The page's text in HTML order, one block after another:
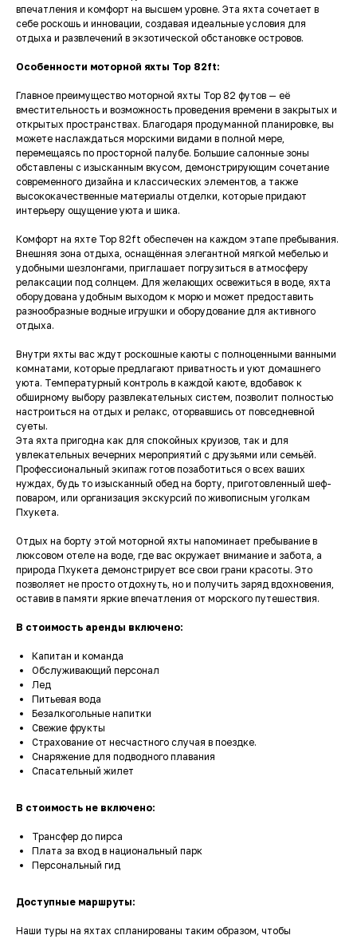
впечатления и комфорт на высшем уровне. Эта яхта сочетает в
себе роскошь и инновации, создавая идеальные условия для
отдыха и развлечений в экзотической обстановке островов.
Особенности моторной яхты Top 82ft:
Главное преимущество моторной яхты Top 82 футов — её
вместительность и возможность проведения времени в закрытых и
открытых пространствах. Благодаря продуманной планировке, вы
можете наслаждаться морскими видами в полной мере,
перемещаясь по просторной палубе. Большие салонные зоны
обставлены с изысканным вкусом, демонстрирующим сочетание
современного дизайна и классических элементов, а также
высококачественные материалы отделки, которые придают
интерьеру ощущение уюта и шика.
Комфорт на яхте Top 82ft обеспечен на каждом этапе пребывания.
Внешняя зона отдыха, оснащённая элегантной мягкой мебелью и
удобными шезлонгами, приглашает погрузиться в атмосферу
релаксации под солнцем. Для желающих освежиться в воде, яхта
оборудована удобным выходом к морю и может предоставить
разнообразные водные игрушки и оборудование для активного
отдыха.
Внутри яхты вас ждут роскошные каюты с полноценными ванными
комнатами, которые предлагают приватность и уют домашнего
уюта. Температурный контроль в каждой каюте, вдобавок к
обширному выбору развлекательных систем, позволит полностью
настроиться на отдых и релакс, оторвавшись от повседневной
суеты.
Эта яхта пригодна как для спокойных круизов, так и для
увлекательных вечерних мероприятий с друзьями или семьёй.
Профессиональный экипаж готов позаботиться о всех ваших
нуждах, будь то изысканный обед на борту, приготовленный шеф-
поваром, или организация экскурсий по живописным уголкам
Пхукета.
Отдых на борту этой моторной яхты напоминает пребывание в
люксовом отеле на воде, где вас окружает внимание и забота, а
природа Пхукета демонстрирует все свои грани красоты. Это
позволяет не просто отдохнуть, но и получить заряд вдохновения,
оставив в памяти яркие впечатления от морского путешествия.
В стоимость аренды включено:
Капитан и команда
Обслуживающий персонал
Лед
Питьевая вода
Безалкогольные напитки
Свежие фрукты
Страхование от несчастного случая в поездке.
Снаряжение для подводного плавания
Спасательный жилет
В стоимость не включено:
Трансфер до пирса
Плата за вход в национальный парк
Персональный гид
Доступные маршруты:
Наши туры на яхтах спланированы таким образом, чтобы